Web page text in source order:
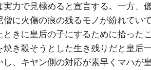
実力で見極めると宣言する。一方、
僧に火傷の痕の残るモノが紛れてい
ときに皇后の子にするために拾った
焼き殺そうとした生き残りだと皇后
し、キヤン側の対応が素早くマハが